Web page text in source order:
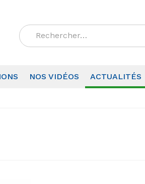
Rechercher :
NOS VIDÉOS ACTUALITÉS